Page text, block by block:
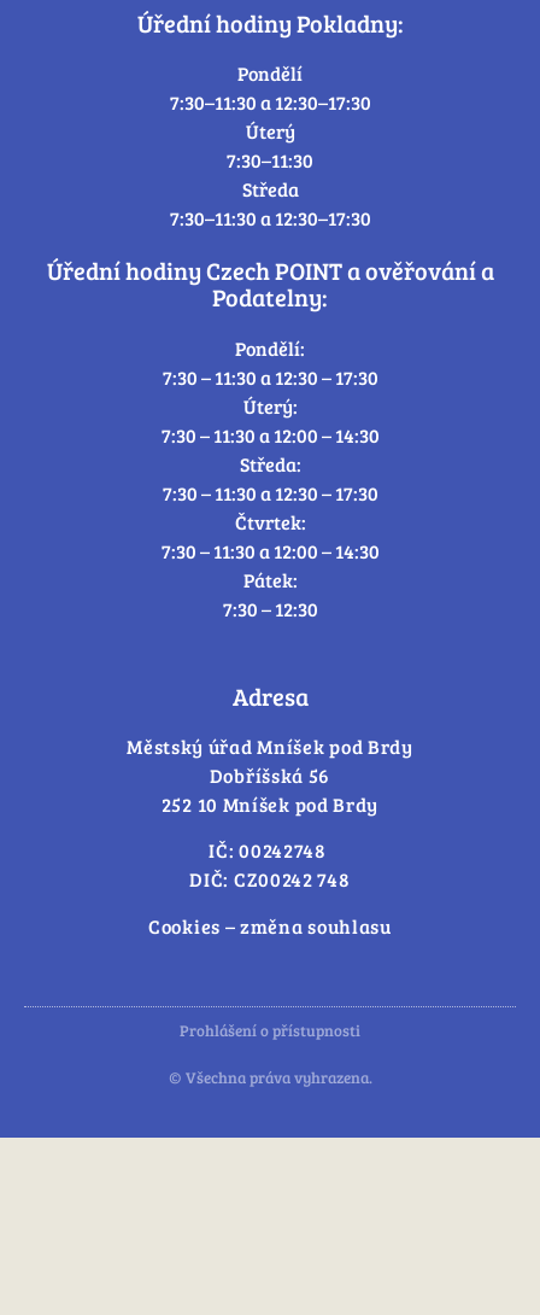
Úřední hodiny Pokladny:
Pondělí
7:30–11:30 a 12:30–17:30
Úterý
7:30–11:30
Středa
7:30–11:30 a 12:30–17:30
Úřední hodiny Czech POINT a ověřování a
Podatelny:
Pondělí:
7:30 – 11:30 a 12:30 – 17:30
Úterý:
7:30 – 11:30 a 12:00 – 14:30
Středa:
7:30 – 11:30 a 12:30 – 17:30
Čtvrtek:
7:30 – 11:30 a 12:00 – 14:30
Pátek:
7:30 – 12:30
Adresa
Městský úřad Mníšek pod Brdy
Dobříšská 56
252 10 Mníšek pod Brdy
IČ: 00242748
DIČ: CZ00242 748
Cookies – změna souhlasu
Prohlášení o přístupnosti
© Všechna práva vyhrazena.